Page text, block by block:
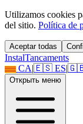
Utilizamos cookies
del sitio. Política de
Aceptar todas
InstalTancaments
CA|🇪🇸 ES|
Открыть меню